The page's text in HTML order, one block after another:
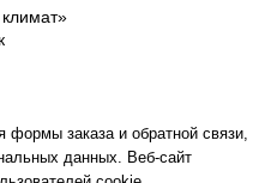
формы заказа и обратной связи,
данных. Веб-сайт